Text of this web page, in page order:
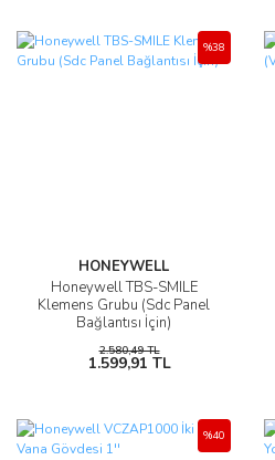
HONEYWELL
Honeywell TBS-SMILE
Klemens Grubu (Sdc Panel
Bağlantısı İçin)
%38
2.580,49 TL
1.599,91 TL
%40